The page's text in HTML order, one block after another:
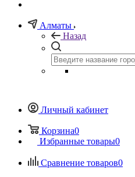
Алматы
Назад
Личный кабинет
Корзина0
Избранные товары0
Сравнение товаров0